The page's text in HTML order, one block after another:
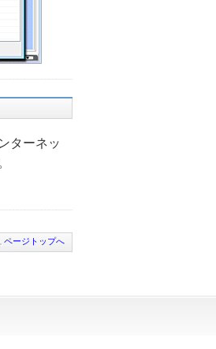
ターネッ
ページトップへ